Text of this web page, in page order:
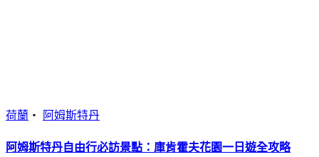
荷蘭 ・ 阿姆斯特丹
阿姆斯特丹自由行必訪景點：庫肯霍夫花園一日遊全攻略